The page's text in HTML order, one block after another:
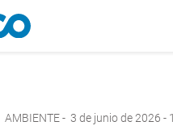
AMBIENTE- 3 de junio de 2026 -